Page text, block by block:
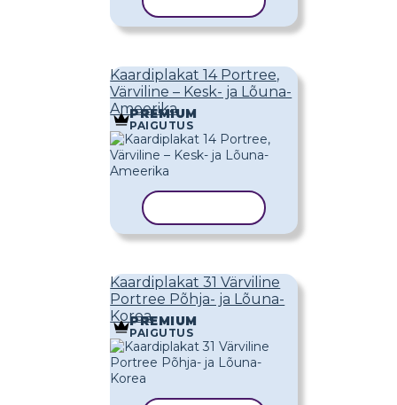
Kaardiplakat 14 Portree,
Värviline – Kesk- ja Lõuna-
Ameerika
PREMIUM
PAIGUTUS
Kaardiplakat 31 Värviline
Portree Põhja- ja Lõuna-
Korea
PREMIUM
PAIGUTUS